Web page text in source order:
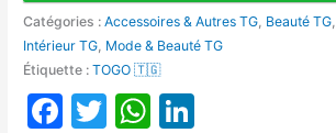
Catégories :Accessoires & Autres TG, Beauté TG,
Intérieur TG, Mode & Beauté TG
Étiquette :TOGO 🇹🇬
Facebook
TwitterWhatsApp